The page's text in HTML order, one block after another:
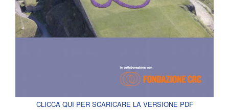
CLICCA QUI PER SCARICARE LA VERSIONE PDF